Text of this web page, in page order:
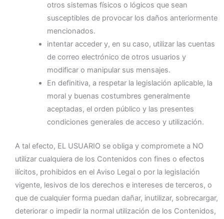
otros sistemas físicos o lógicos que sean
susceptibles de provocar los daños anteriormente
mencionados.
intentar acceder y, en su caso, utilizar las cuentas
de correo electrónico de otros usuarios y
modificar o manipular sus mensajes.
En definitiva, a respetar la legislación aplicable, la
moral y buenas costumbres generalmente
aceptadas, el orden público y las presentes
condiciones generales de acceso y utilización.
A tal efecto, EL USUARIO se obliga y compromete a NO
utilizar cualquiera de los Contenidos con fines o efectos
ilícitos, prohibidos en el Aviso Legal o por la legislación
vigente, lesivos de los derechos e intereses de terceros, o
que de cualquier forma puedan dañar, inutilizar, sobrecargar,
deteriorar o impedir la normal utilización de los Contenidos,